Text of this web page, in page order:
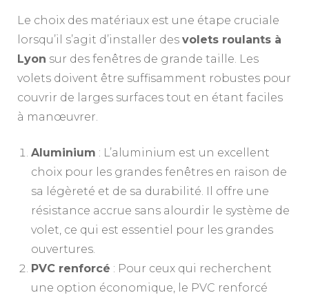
Le choix des matériaux est une étape cruciale
lorsqu’il s’agit d’installer des volets roulants à
Lyon sur des fenêtres de grande taille. Les
volets doivent être suffisamment robustes pour
couvrir de larges surfaces tout en étant faciles
à manœuvrer.
Aluminium : L’aluminium est un excellent
choix pour les grandes fenêtres en raison de
sa légèreté et de sa durabilité. Il offre une
résistance accrue sans alourdir le système de
volet, ce qui est essentiel pour les grandes
ouvertures.
PVC renforcé : Pour ceux qui recherchent
une option économique, le PVC renforcé